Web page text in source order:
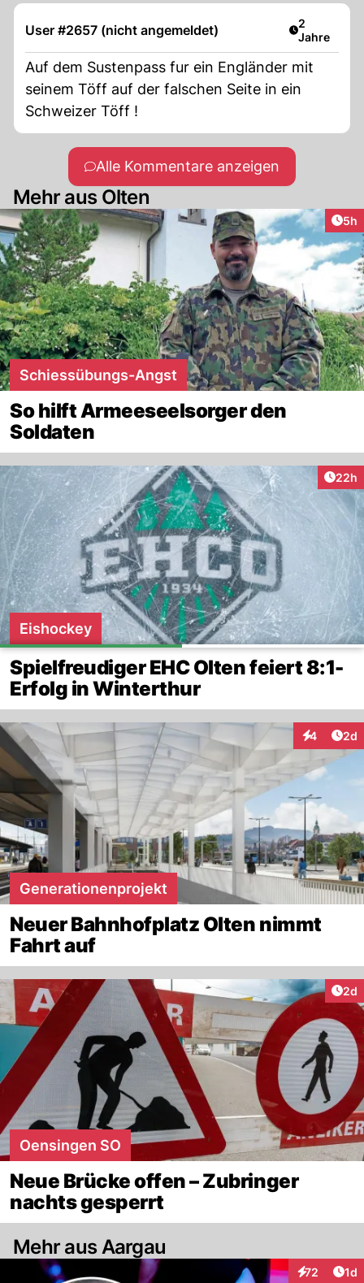
User #2657 (nicht angemeldet) Artikel
2
Jahre
Auf dem Sustenpass fur ein Engländer mit
seinem Töff auf der falschen Seite in ein
Schweizer Töff !
Alle Kommentare anzeigen
Mehr aus Olten
5h
Schiessübungs-Angst
So hilft Armeeseelsorger den
Soldaten
22h
Eishockey
Spielfreudiger EHC Olten feiert 8:1-
Erfolg in Winterthur
4 2d
Generationenprojekt
Neuer Bahnhofplatz Olten nimmt
Fahrt auf
2d
Oensingen SO
Neue Brücke offen – Zubringer
nachts gesperrt
Mehr aus Aargau
72 1d